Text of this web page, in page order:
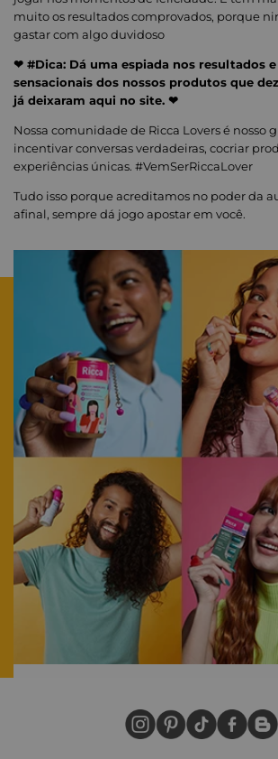
muito os resultados comprovados, porque
gastar com algo duvidoso
❤ #Dica: Dá uma espiada nos resultados
sensacionais dos nossos produtos que
já deixaram aqui no site. ❤
Nossa comunidade de Ricca Lovers é nosso
incentivar conversas verdadeiras, cocriar
experiências únicas. #VemSerRiccaLover
Tudo isso porque acreditamos no poder da
afinal, sempre dá jogo apostar em você.